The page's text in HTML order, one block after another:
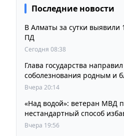
Последние новости
В Алматы за сутки
ПД
Сегодня 08:38
Глава государства
соболезнования родным и
кинорежиссера Ардака
Вчера 20:14
«Над водой»: ветеран МВД
нестандартный способ
пробок и смога
Вчера 19:56